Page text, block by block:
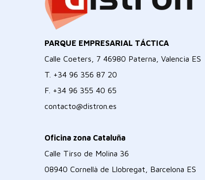
PARQUE EMPRESARIAL TÁCTICA
Calle Coeters, 7 46980 Paterna, Valencia ES
T. +34 96 356 87 20
F. +34 96 355 40 65
contacto@distron.es
Oficina zona Cataluña
Calle Tirso de Molina 36
08940 Cornellà de Llobregat, Barcelona ES